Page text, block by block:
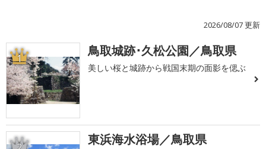
2026/08/07 更新
1 鳥取城跡･久松公園／鳥取県
美しい桜と城跡から戦国末期の面影を偲ぶ
東浜海水浴場／鳥取県